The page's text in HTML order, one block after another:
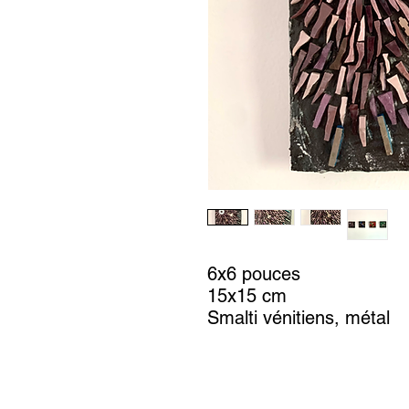
6x6 pouces
15x15 cm
Smalti vénitiens, métal